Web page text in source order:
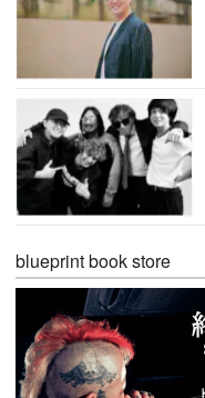
blueprint book store